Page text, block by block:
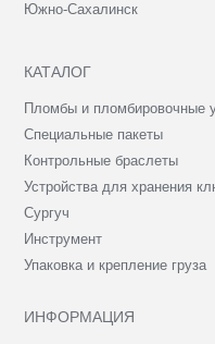
Южно-Сахалинск
КАТАЛОГ
Пломбы и пломбировочные
Специальные пакеты
Контрольные браслеты
Устройства для хранения
Сургуч
Инструмент
Упаковка и крепление груза
ИНФОРМАЦИЯ